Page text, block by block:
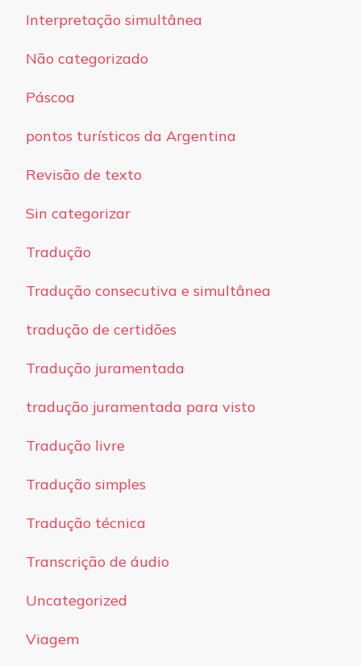
Interpretação simultânea
Não categorizado
Páscoa
pontos turísticos da Argentina
Revisão de texto
Sin categorizar
Tradução
Tradução consecutiva e simultânea
tradução de certidões
Tradução juramentada
tradução juramentada para visto
Tradução livre
Tradução simples
Tradução técnica
Transcrição de áudio
Uncategorized
Viagem